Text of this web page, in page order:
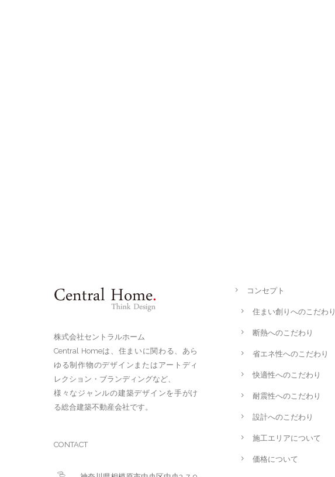
株式会社セントラルホーム
Central Homeは、住まいに関わる、あら
ゆる制作物のデザインまたはアートディ
レクション・ブランディングなど、
様々なジャンルの建築デザインを手がけ
る総合建築不動産会社です。
CONTACT
コンセプト
住まい創りへのこだわり
断熱へのこだわり
省エネ性へのこだわり
快適性へのこだわり
耐震性へのこだわり
設計へのこだわり
施工エリアについて
価格について